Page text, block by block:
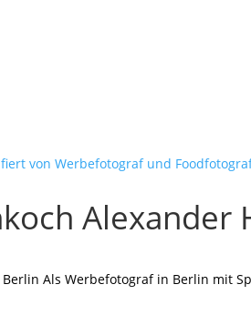
Alexander
Als Werbefotograf in Berlin mit